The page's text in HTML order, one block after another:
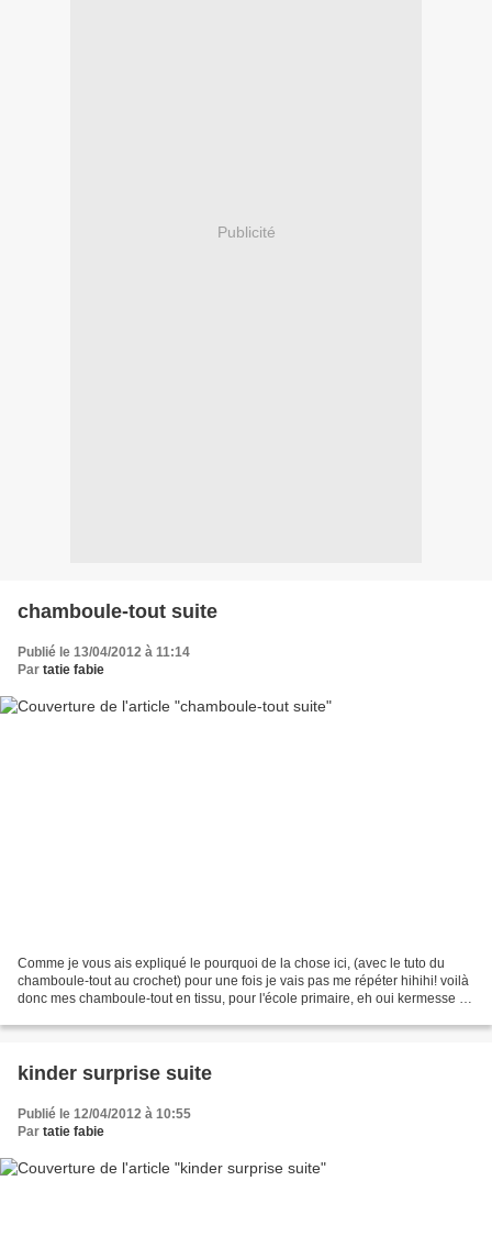
Publicité
chamboule-tout suite
Publié le 13/04/2012 à 11:14
Par tatie fabie
Comme je vous ais expliqué le pourquoi de la chose ici, (avec le tuto du
chamboule-tout au crochet) pour une fois je vais pas me répéter hihihi! voilà
donc mes chamboule-tout en tissu, pour l'école primaire, eh oui kermesse en
kinder surprise suite
Publié le 12/04/2012 à 10:55
Par tatie fabie